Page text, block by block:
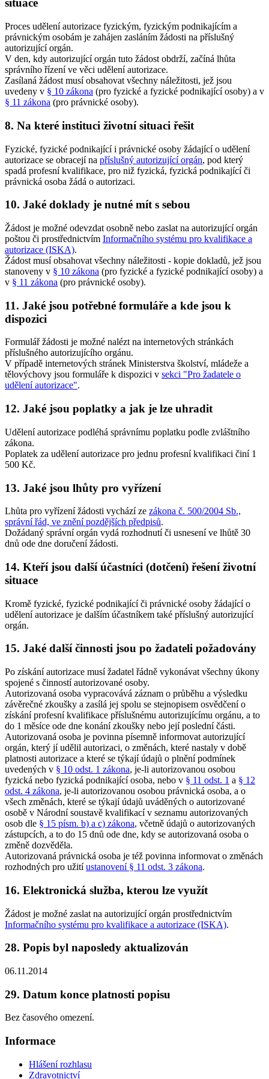
situace
Proces udělení autorizace fyzickým, fyzickým podnikajícím a
právnickým osobám je zahájen zasláním žádosti na příslušný
autorizující orgán.
V den, kdy autorizující orgán tuto žádost obdrží, začíná lhůta
správního řízení ve věci udělení autorizace.
Zasílaná žádost musí obsahovat všechny náležitosti, jež jsou
uvedeny v § 10 zákona (pro fyzické a fyzické podnikající osoby) a v
§ 11 zákona (pro právnické osoby).
8. Na které instituci životní situaci řešit
Fyzické, fyzické podnikající i právnické osoby žádající o udělení
autorizace se obracejí na příslušný autorizující orgán, pod který
spadá profesní kvalifikace, pro niž fyzická, fyzická podnikající či
právnická osoba žádá o autorizaci.
10. Jaké doklady je nutné mít s sebou
Žádost je možné odevzdat osobně nebo zaslat na autorizující orgán
poštou či prostřednictvím Informačního systému pro kvalifikace a
autorizace (ISKA).
Žádost musí obsahovat všechny náležitosti - kopie dokladů, jež jsou
stanoveny v § 10 zákona (pro fyzické a fyzické podnikající osoby) a
v § 11 zákona (pro právnické osoby).
11. Jaké jsou potřebné formuláře a kde jsou k
dispozici
Formulář žádosti je možné nalézt na internetových stránkách
příslušného autorizujícího orgánu.
V případě internetových stránek Ministerstva školství, mládeže a
tělovýchovy jsou formuláře k dispozici v sekci "Pro žadatele o
udělení autorizace".
12. Jaké jsou poplatky a jak je lze uhradit
Udělení autorizace podléhá správnímu poplatku podle zvláštního
zákona.
Poplatek za udělení autorizace pro jednu profesní kvalifikaci činí 1
500 Kč.
13. Jaké jsou lhůty pro vyřízení
Lhůta pro vyřízení žádosti vychází ze zákona č. 500/2004 Sb.,
správní řád, ve znění pozdějších předpisů.
Dožádaný správní orgán vydá rozhodnutí či usnesení ve lhůtě 30
dnů ode dne doručení žádosti.
14. Kteří jsou další účastníci (dotčení) řešení životní
situace
Kromě fyzické, fyzické podnikající či právnické osoby žádající o
udělení autorizace je dalším účastníkem také příslušný autorizující
orgán.
15. Jaké další činnosti jsou po žadateli požadovány
Po získání autorizace musí žadatel řádně vykonávat všechny úkony
spojené s činností autorizované osoby.
Autorizovaná osoba vypracovává záznam o průběhu a výsledku
závěrečné zkoušky a zasílá jej spolu se stejnopisem osvědčení o
získání profesní kvalifikace příslušnému autorizujícímu orgánu, a to
do 1 měsíce ode dne konání zkoušky nebo její poslední části.
Autorizovaná osoba je povinna písemně informovat autorizující
orgán, který jí udělil autorizaci, o změnách, které nastaly v době
platnosti autorizace a které se týkají údajů o plnění podmínek
uvedených v § 10 odst. 1 zákona, je-li autorizovanou osobou
fyzická nebo fyzická podnikající osoba, nebo v § 11 odst. 1 a § 12
odst. 4 zákona, je-li autorizovanou osobou právnická osoba, a o
všech změnách, které se týkají údajů uváděných o autorizované
osobě v Národní soustavě kvalifikací v seznamu autorizovaných
osob dle § 15 písm. b) a c) zákona, včetně údajů o autorizovaných
zástupcích, a to do 15 dnů ode dne, kdy se autorizovaná osoba o
změně dozvěděla.
Autorizovaná právnická osoba je též povinna informovat o změnách
rozhodných pro užitíustanovení § 11 odst. 3 zákona.
16. Elektronická služba, kterou lze využít
Žádost je možné zaslat na autorizující orgán prostřednictvím
Informačního systému pro kvalifikace a autorizace (ISKA).
28. Popis byl naposledy aktualizován
06.11.2014
29. Datum konce platnosti popisu
Bez časového omezení.
Informace
Hlášení rozhlasu
Zdravotnictví